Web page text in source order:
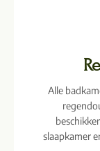
Alle
slaapkamer